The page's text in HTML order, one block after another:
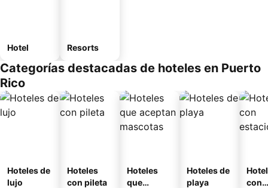
Hotel Resorts
Categorías destacadas de hoteles en Puerto
Rico
Hoteles de
lujo
Hoteles
con pileta
Hoteles
que
Hoteles de
playa
con